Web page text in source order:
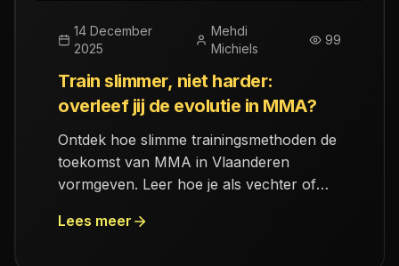
14 December
2025
Mehdi
Michiels
99
Train slimmer, niet harder:
overleef jij de evolutie in MMA?
Ontdek hoe slimme trainingsmethoden de
toekomst van MMA in Vlaanderen
vormgeven. Leer hoe je als vechter of
Lees meer